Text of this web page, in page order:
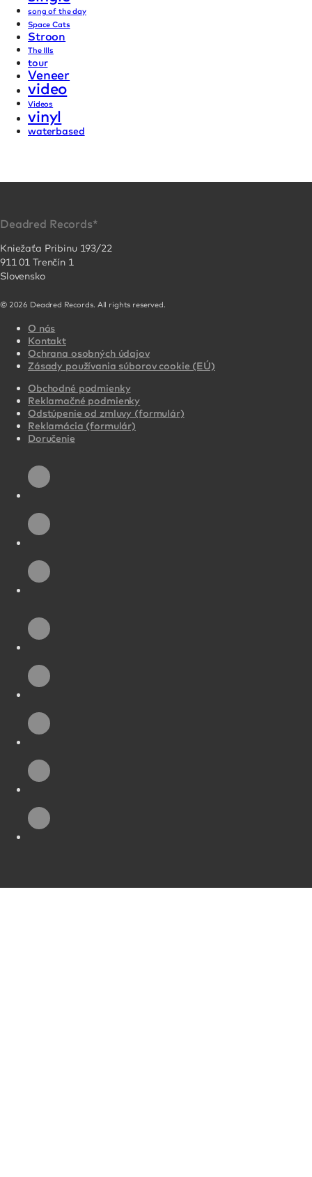
song of the day
Space Cats
Stroon
The Ills
tour
Veneer
video
Videos
vinyl
waterbased
Deadred Records*
Kniežaťa Pribinu 193/22
911 01 Trenčín 1
Slovensko
© 2026 Deadred Records. All rights reserved.
O nás
Kontakt
Ochrana osobných údajov
Zásady používania súborov cookie (EÚ)
Obchodné podmienky
Reklamačné podmienky
Odstúpenie od zmluvy (formulár)
Reklamácia (formulár)
Doručenie